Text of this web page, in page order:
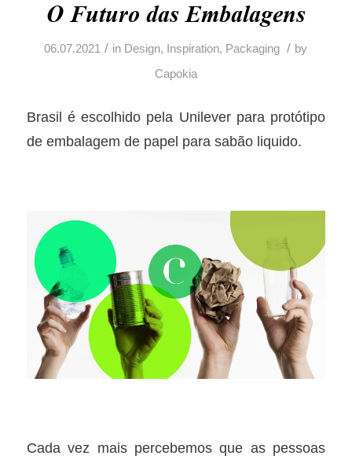
O Futuro das Embalagens
06.07.2021 / in Design, Inspiration, Packaging / by
Capokia
Brasil é escolhido pela Unilever para protótipo
de embalagem de papel para sabão liquido.
Cada vez mais percebemos que as pessoas